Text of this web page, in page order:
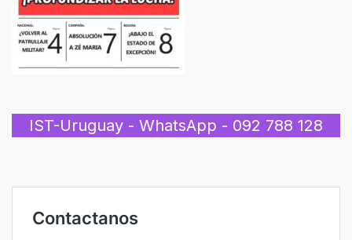
IST-Uruguay - WhatsApp - 092 788 128